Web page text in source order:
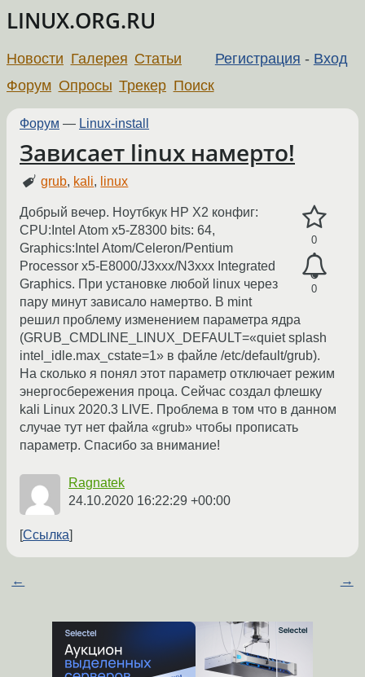
LINUX.ORG.RU
Регистрация - Вход
Новости Галерея Статьи
Форум Опросы Трекер Поиск
Форум — Linux-install
Зависает linux намерто!
grub, kali, linux
0
0
Добрый вечер. Ноутбкук НР Х2 конфиг:
CPU:Intel Atom x5-Z8300 bits: 64,
Graphics:Intel Atom/Celeron/Pentium
Processor x5-E8000/J3xxx/N3xxx Integrated
Graphics. При установке любой linux через
пару минут зависало намертво. В mint
решил проблему изменением параметра ядра
(GRUB_CMDLINE_LINUX_DEFAULT=«quiet splash
intel_idle.max_cstate=1» в файле /etc/default/grub).
На сколько я понял этот параметр отключает режим
энергосбережения проца. Сейчас создал флешку
kali Linux 2020.3 LIVE. Проблема в том что в данном
случае тут нет файла «grub» чтобы прописать
параметр. Спасибо за внимание!
Ragnatek
24.10.2020 16:22:29 +00:00
Ссылка
← →